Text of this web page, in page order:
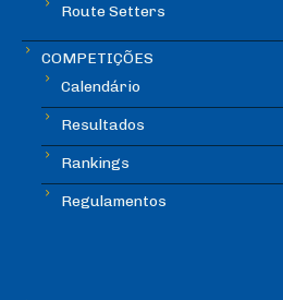
Route Setters
COMPETIÇÕES
Calendário
Resultados
Rankings
Regulamentos